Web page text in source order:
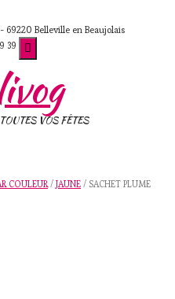
69220 Belleville en Beaujolais
39
VOS FÊTES
COULEUR / JAUNE / SACHET PLUME